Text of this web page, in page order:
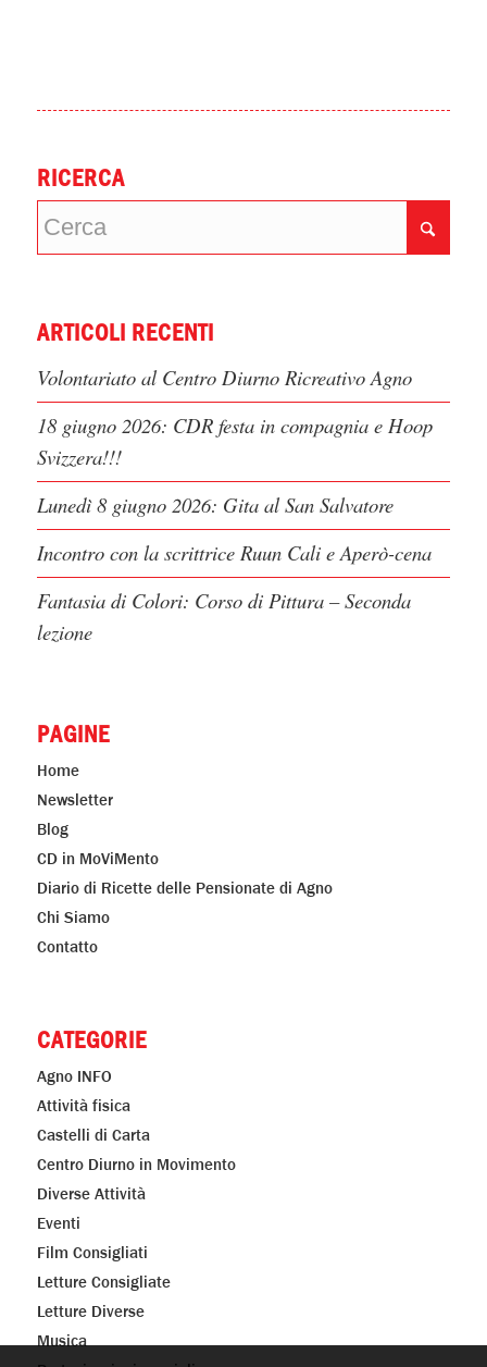
RICERCA
ARTICOLI RECENTI
Volontariato al Centro Diurno Ricreativo Agno
18 giugno 2026: CDR festa in compagnia e Hoop
Svizzera!!!
Lunedì 8 giugno 2026: Gita al San Salvatore
Incontro con la scrittrice Ruun Cali e Aperò-cena
Fantasia di Colori: Corso di Pittura – Seconda
lezione
PAGINE
Home
Newsletter
Blog
CD in MoViMento
Diario di Ricette delle Pensionate di Agno
Chi Siamo
Contatto
CATEGORIE
Agno INFO
Attività fisica
Castelli di Carta
Centro Diurno in Movimento
Diverse Attività
Eventi
Film Consigliati
Letture Consigliate
Letture Diverse
Musica